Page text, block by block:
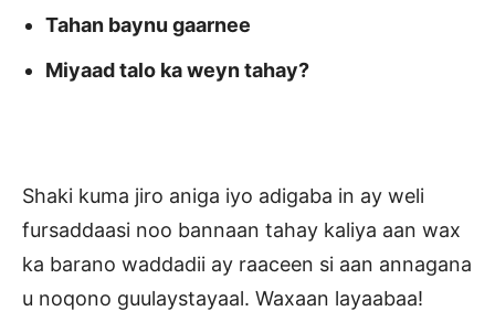
Tahan baynu gaarnee
Miyaad talo ka weyn tahay?
Shaki kuma jiro aniga iyo adigaba in ay weli
fursaddaasi noo bannaan tahay kaliya aan wax
ka barano waddadii ay raaceen si aan annagana
u noqono guulaystayaal. Waxaan layaabaa!